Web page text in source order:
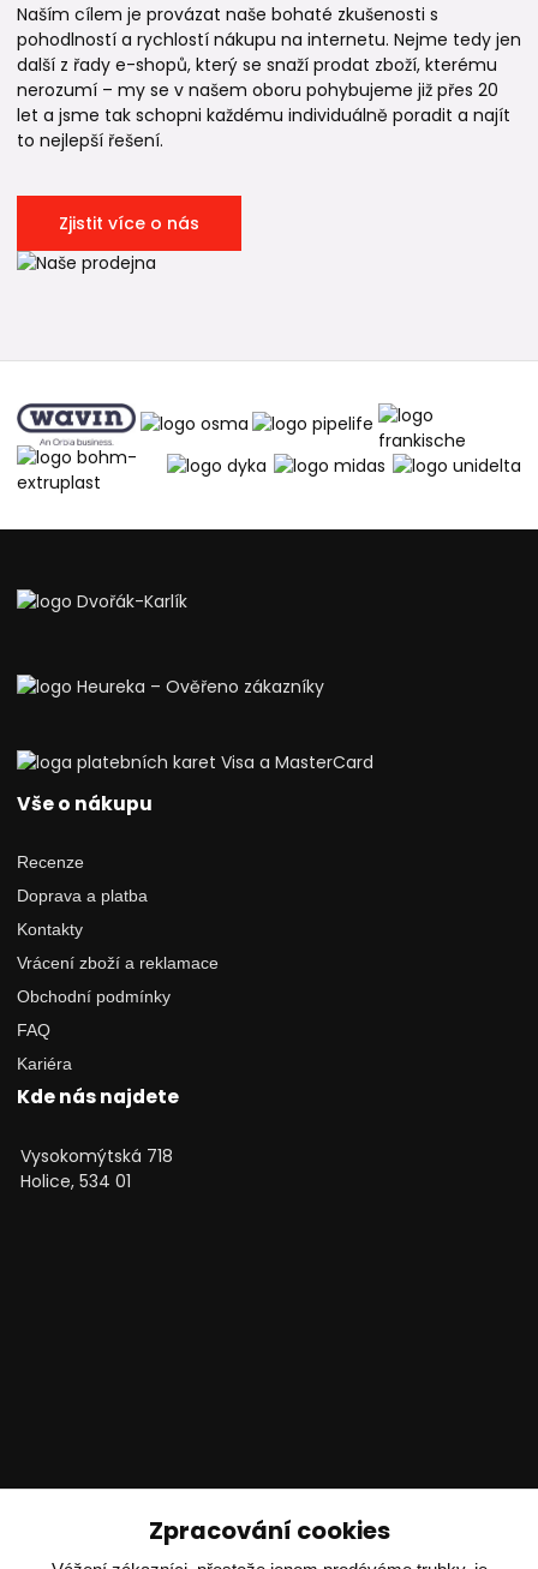
Naším cílem je provázat naše bohaté zkušenosti s
pohodlností a rychlostí nákupu na internetu. Nejme tedy jen
další z řady e-shopů, který se snaží prodat zboží, kterému
nerozumí – my se v našem oboru pohybujeme již přes 20
let a jsme tak schopni každému individuálně poradit a najít
to nejlepší řešení.
Zjistit více o nás
Vše o nákupu
Recenze
Doprava a platba
Kontakty
Vrácení zboží a reklamace
Obchodní podmínky
FAQ
Kariéra
Kde nás najdete
Vysokomýtská 718
Holice, 534 01
Zpracování cookies